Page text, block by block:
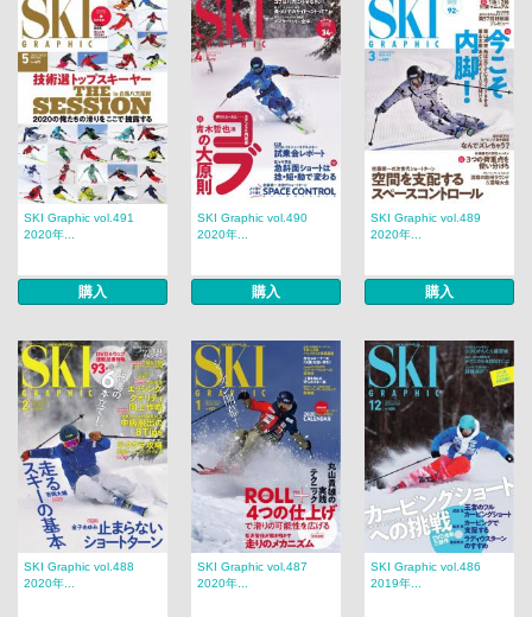
SKI Graphic vol.491
2020年...
購入
SKI Graphic vol.490
2020年...
購入
SKI Graphic vol.489
2020年...
購入
SKI Graphic vol.488
2020年...
SKI Graphic vol.487
2020年...
SKI Graphic vol.486
2019年...